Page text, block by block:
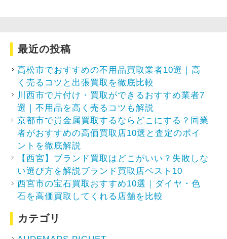
最近の投稿
高松市でおすすめの不用品買取業者10選｜高
く売るコツと出張買取を徹底比較
川西市で片付け・買取ができるおすすめ業者7
選｜不用品を高く売るコツも解説
京都市で貴金属買取するならどこにする？同業
者がおすすめの高価買取店10選と査定のポイ
ントを徹底解説
【西宮】ブランド買取はどこがいい？失敗しな
い選び方を解説ブランド買取店ベスト10
西宮市の宝石買取おすすめ10選｜ダイヤ・色
石を高価買取してくれる店舗を比較
カテゴリ